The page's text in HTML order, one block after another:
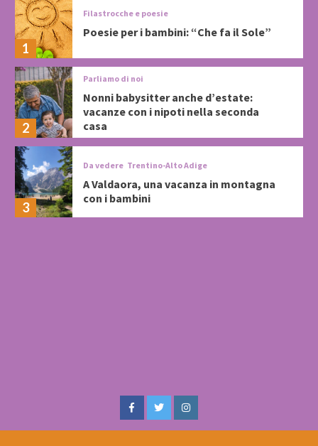
1
Filastrocche e poesie
Poesie per i bambini: “Che fa il Sole”
2
Parliamo di noi
Nonni babysitter anche d’estate:
vacanze con i nipoti nella seconda
casa
3
Da vedere Trentino-Alto Adige
A Valdaora, una vacanza in montagna
con i bambini
FacebookTwitterInstagram